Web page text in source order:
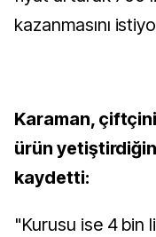
kazanmasını
Karaman,
ürün
kaydetti:
"Kurusu ise 4 bin